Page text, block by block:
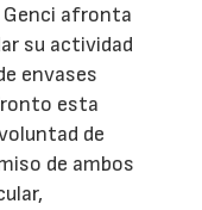
afronta
su actividad
envases
esta
de
de ambos